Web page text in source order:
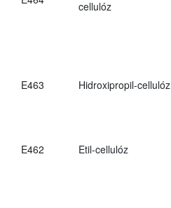
cellulóz
E463 Hidroxipropil-cellulóz
E462 Etil-cellulóz